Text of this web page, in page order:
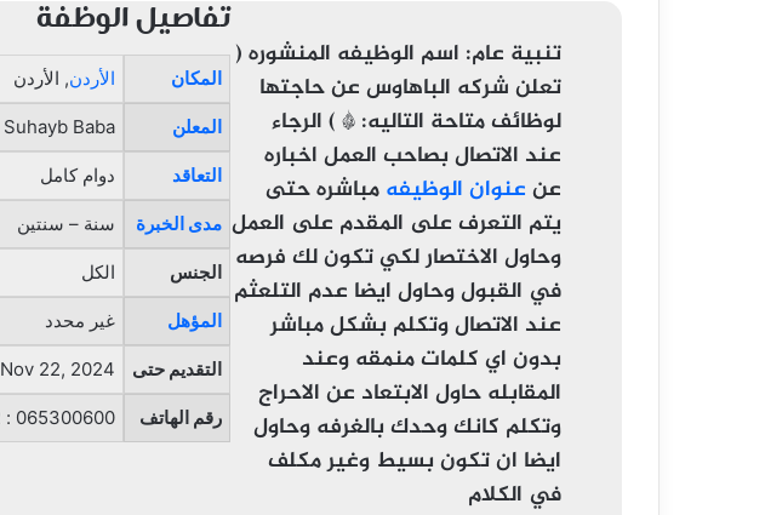
تفاصيل الوظفة
المكان الأردن, الأردن
المعلن Suhayb Baba
التعاقد دوام كامل
مدى الخبرة سنة – سنتين
الجنس الكل
المؤهل غير محدد
التقديم حتى Nov 22, 2024
رقم الهاتف 065300600 : 07987800092 : 0796660296
تنبية عام: اسم الوظيفه المنشوره (
تعلن شركه الباهاوس عن حاجتها
لوظائف متاحة التاليه: * ) الرجاء
عند الاتصال بصاحب العمل اخباره
عن عنوان الوظيفه مباشره حتى
يتم التعرف على المقدم على العمل
وحاول الاختصار لكي تكون لك فرصه
في القبول وحاول ايضا عدم التلعثم
عند الاتصال وتكلم بشكل مباشر
بدون اي كلمات منمقه وعند
المقابله حاول الابتعاد عن الاحراج
وتكلم كانك وحدك بالغرفه وحاول
ايضا ان تكون بسيط وغير مكلف
في الكلام